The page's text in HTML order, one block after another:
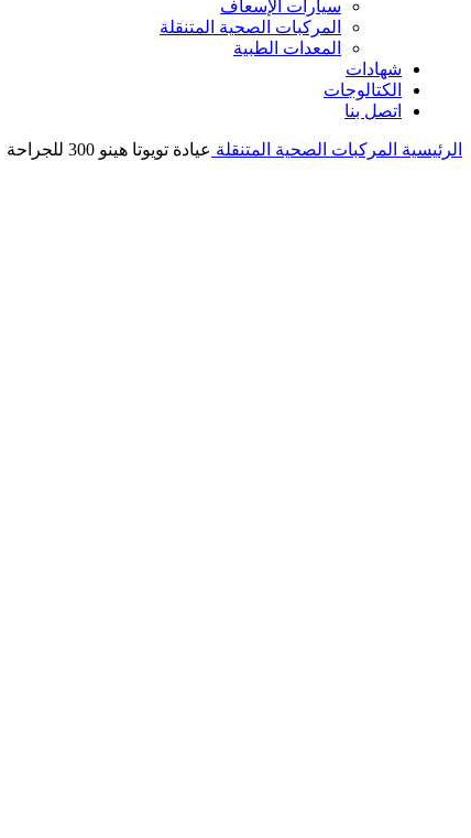
سيارات الإسعاف
المركبات الصحية المتنقلة
المعدات الطبية
شهادات
الكتالوجات
اتصل بنا
الرئيسية المركبات الصحية المتنقلة عيادة تويوتا هينو 300 للجراحة